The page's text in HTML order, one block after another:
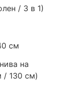
/ 3 в 1)
см
на
/ 130 см)